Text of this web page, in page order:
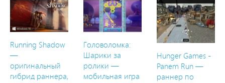
Running Shadow
—
оригинальный
гибрид раннера,
Головоломка:
Шарики за
ролики —
мобильная игра
Hunger Games -
Panem Run —
раннер по